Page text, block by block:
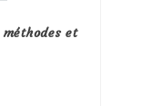
et